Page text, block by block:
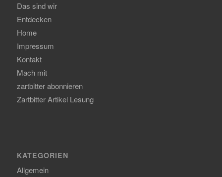
Das sind wir
Entdecken
Home
Impressum
Kontakt
Mach mit
zartbitter abonnieren
Zartbitter Artikel Lesung
KATEGORIEN
Allgemein